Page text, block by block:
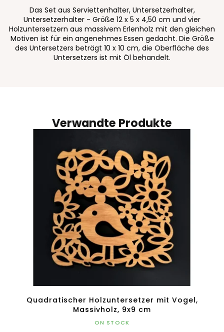
Verwandte Produkte
Quadratischer Holzuntersetzer mit Vogel,
Massivholz, 9x9 cm
ON STOCK
Das Set aus Serviettenhalter, Untersetzerhalter,
Untersetzerhalter - Größe 12 x 5 x 4,50 cm und vier
Holzuntersetzern aus massivem Erlenholz mit den gleichen
Motiven ist für ein angenehmes Essen gedacht. Die Größe
des Untersetzers beträgt 10 x 10 cm, die Oberfläche des
Untersetzers ist mit Öl behandelt.